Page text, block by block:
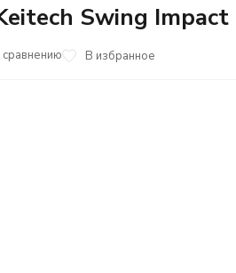
Swing Impact
сравнению В избранное